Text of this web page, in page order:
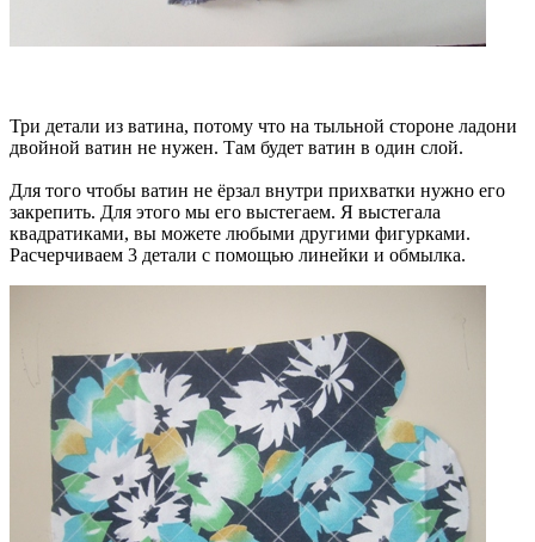
Три детали из ватина, потому что на тыльной стороне ладони
двойной ватин не нужен. Там будет ватин в один слой.
Для того чтобы ватин не ёрзал внутри прихватки нужно его
закрепить. Для этого мы его выстегаем. Я выстегала
квадратиками, вы можете любыми другими фигурками.
Расчерчиваем 3 детали с помощью линейки и обмылка.